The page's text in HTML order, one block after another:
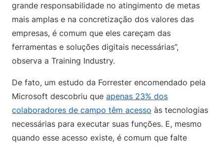
grande responsabilidade no atingimento de metas
mais amplas e na concretização dos valores das
empresas, é comum que eles careçam das
ferramentas e soluções digitais necessárias”,
observa a Training Industry.
De fato, um estudo da Forrester encomendado pela
Microsoft descobriu que apenas 23% dos
colaboradores de campo têm acesso às tecnologias
necessárias para executar suas funções. E, mesmo
quando esse acesso existe, é comum que falte